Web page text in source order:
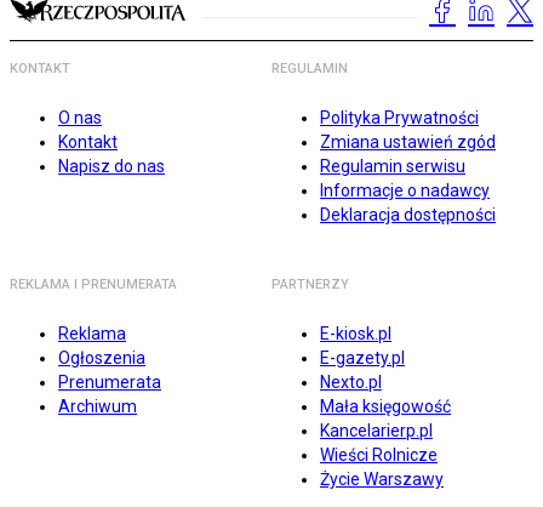
KONTAKT
O nas
Kontakt
Napisz do nas
REGULAMIN
Polityka Prywatności
Zmiana ustawień zgód
Regulamin serwisu
Informacje o nadawcy
Deklaracja dostępności
REKLAMA I PRENUMERATA
Reklama
Ogłoszenia
Prenumerata
Archiwum
PARTNERZY
E-kiosk.pl
E-gazety.pl
Nexto.pl
Mała księgowość
Kancelarierp.pl
Wieści Rolnicze
Życie Warszawy